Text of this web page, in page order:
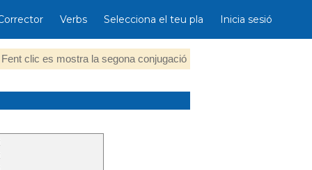
Verbs Selecciona el teu pla Inicia sesió
Fent clic es mostra la segona conjugació